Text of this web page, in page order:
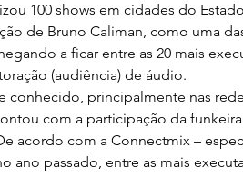
100 shows em cidades do
de Bruno Caliman, como uma
a ficar entre as 20 mais
(audiência) de áudio.
conhecido, principalmente nas
com a participação da
acordo com a Connectmix –
ano passado, entre as mais